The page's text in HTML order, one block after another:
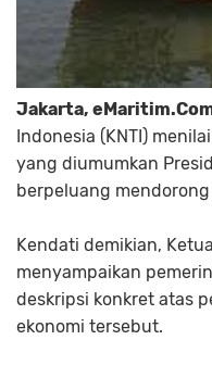
Jakarta,
Indonesia (KNTI)
yang diumumkan
berpeluang
Kendati demikian,
menyampaikan
deskripsi konkret atas
ekonomi tersebut.